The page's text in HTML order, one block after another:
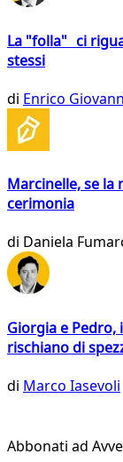
La "folla" ci
stessi
di Enrico
Marcinelle, se la
cerimonia
di Daniela
Giorgia e
rischiano di
di Marco Iasevoli
Abbonati ad